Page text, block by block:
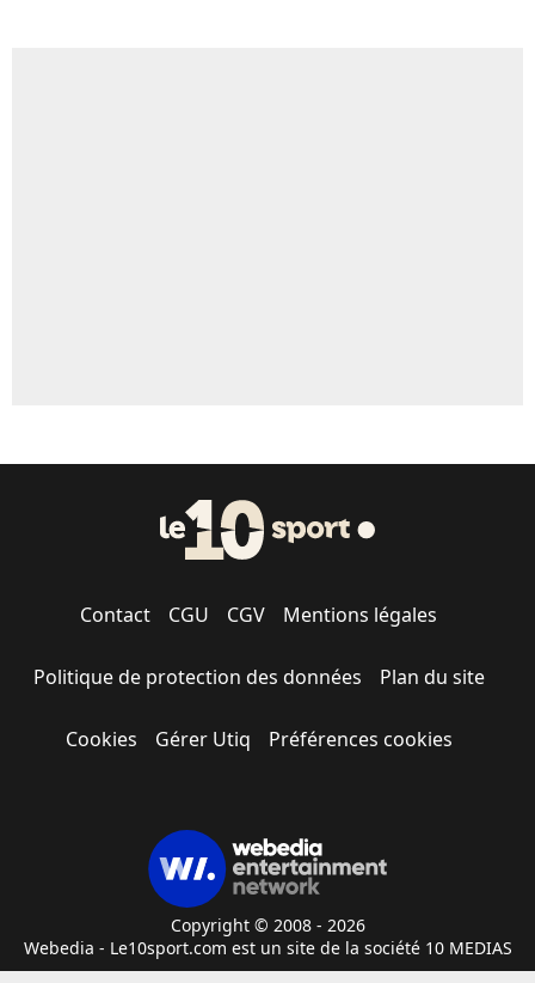
Contact CGU CGV Mentions légales
Politique de protection des données Plan du site
Cookies Gérer Utiq Préférences cookies
Copyright © 2008 - 2026
Webedia - Le10sport.com est un site de la société 10 MEDIAS